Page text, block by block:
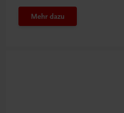
Mehr dazu